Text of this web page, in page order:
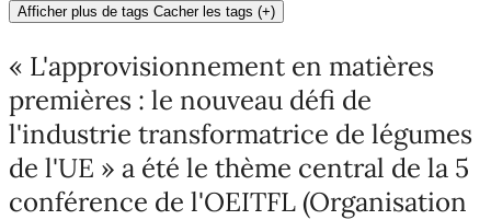
Afficher plus de tags Cacher les tags (+)
« L'approvisionnement en matières
premières : le nouveau défi de
l'industrie transformatrice de légumes
de l'UE » a été le thème central de la 5
conférence de l'OEITFL (Organisation